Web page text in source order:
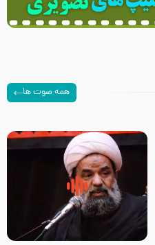
همه صوت ها
سلام جوانی که امام حسین علیه
السلام خودش جوابش را دادند